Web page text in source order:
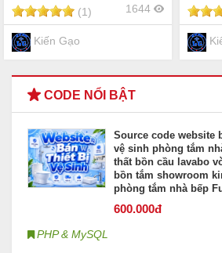
(1) 1644
Kiến Gạo
CODE NỔI BẬT
Source code website
vệ sinh phòng tắm
thất bồn cầu lavabo
bồn tắm showroom
phòng tắm nhà bếp
600.000đ
PHP & MySQL